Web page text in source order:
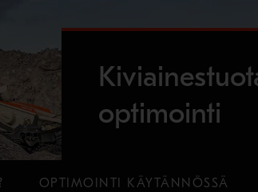
optimointi
OPTIMOINTI KÄYTÄNNÖSSÄ